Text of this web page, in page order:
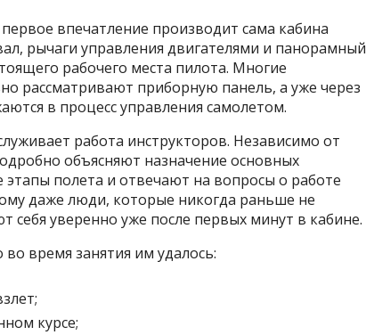
впечатление производит сама кабина
рычаги управления двигателями и панорамный
рабочего места пилота. Многие
рассматривают приборную панель, а уже через
в процесс управления самолетом.
работа инструкторов. Независимо от
объясняют назначение основных
полета и отвечают на вопросы о работе
даже люди, которые никогда раньше не
себя уверенно уже после первых минут в кабине.
время занятия им удалось:
курсе;